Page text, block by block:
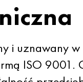
i uznawany
ISO 9001.